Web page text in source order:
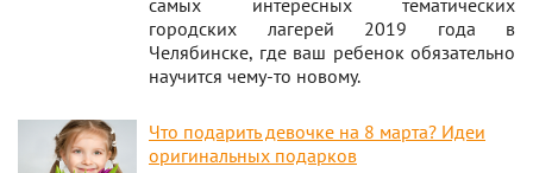
городских лагерей 2019 года в
Челябинске, где ваш ребенок обязательно
научится чему-то новому.
Что подарить девочке на 8 марта? Идеи
оригинальных подарков